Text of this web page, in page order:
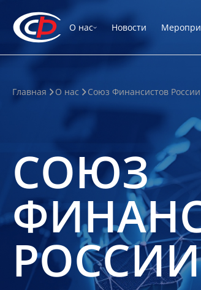
О нас Новости
Главная О нас Союз Финансистов России
СОЮЗ
РОССИИ